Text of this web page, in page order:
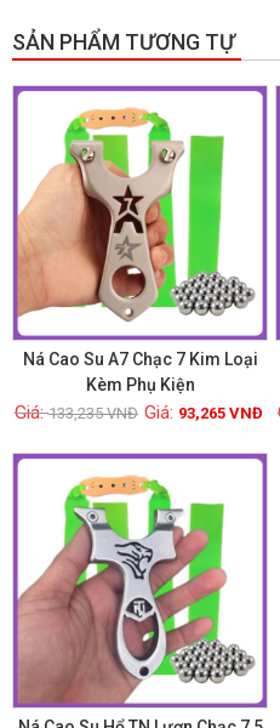
SẢN PHẨM TƯƠNG TỰ
GIẢM GIÁ!
Ná Cao Su A7 Chạc 7 Kim Loại
Kèm Phụ Kiện
133,235VNĐ 93,265VNĐ
GIẢM GIÁ!